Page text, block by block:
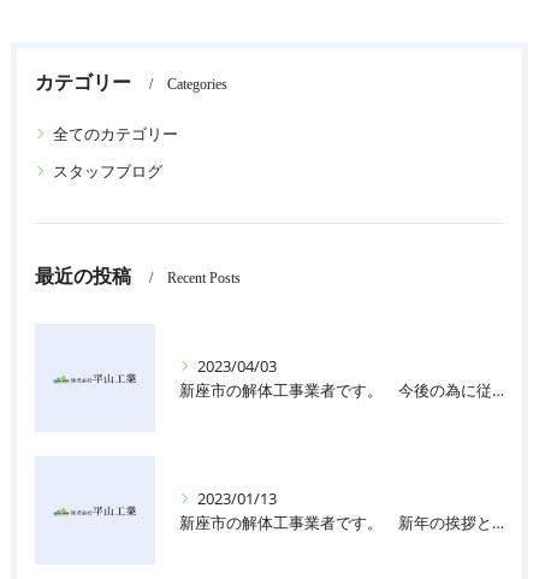
カテゴリー Categories
全てのカテゴリー
スタッフブログ
最近の投稿 Recent Posts
2023/04/03
新座市の解体工事業者です。 今後の為に従業員を募集しております。
2023/01/13
新座市の解体工事業者です。 新年の挨拶と共に、今後の為に従業員を募集しております。